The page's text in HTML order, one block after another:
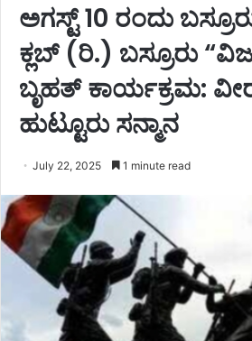
ಅಗಸ್ಟ್ 10 ರಂದು
ಕ್ಲಬ್ (ರಿ.) ಬಸ್ರೂರು
ಬೃಹತ್ ಕಾರ್ಯಕ್ರಮ:
ಹುಟ್ಟೂರು ಸನ್ಮಾನ
July 22, 2025 1 minute read